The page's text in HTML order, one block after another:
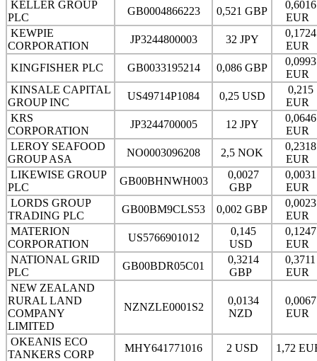
KELLER GROUP
PLC
GB0004866223 0,521 GBP
0,6016
EUR
KEWPIE
CORPORATION
JP3244800003 32 JPY
0,1724
EUR
KINGFISHER PLC
GB0033195214 0,086 GBP
0,0993
EUR
KINSALE CAPITAL
GROUP INC
US49714P1084 0,25 USD
0,215
EUR
KRS
CORPORATION
JP3244700005 12 JPY
0,0646
EUR
LEROY SEAFOOD
GROUP ASA
NO0003096208 2,5 NOK
0,2318
EUR
LIKEWISE GROUP
PLC
GB00BHNWH003
0,0027
GBP
0,0031
EUR
LORDS GROUP
TRADING PLC
GB00BM9CLS53 0,002 GBP
0,0023
EUR
MATERION
CORPORATION
US5766901012
0,145
USD
0,1247
EUR
NATIONAL GRID
PLC
GB00BDR05C01
0,3214
GBP
0,3711
EUR
NEW ZEALAND
RURAL LAND
COMPANY
LIMITED
NZNZLE0001S2
0,0134
NZD
0,0067
EUR
OKEANIS ECO
TANKERS CORP
MHY641771016 2 USD
1,72